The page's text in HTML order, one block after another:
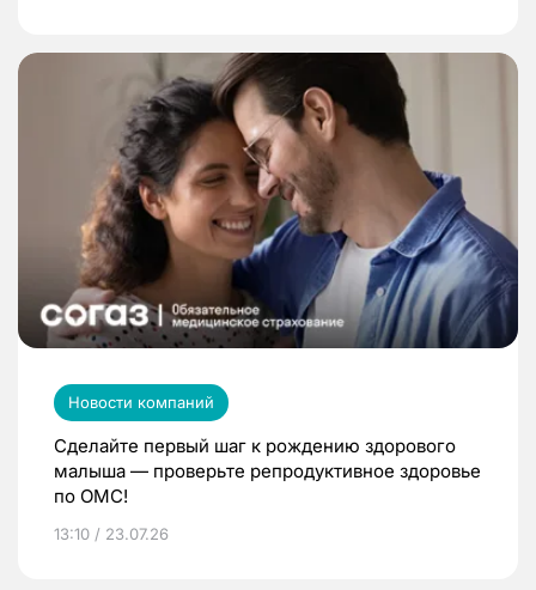
Новости компаний
Сделайте первый шаг к рождению здорового
малыша — проверьте репродуктивное здоровье
по ОМС!
13:10 / 23.07.26